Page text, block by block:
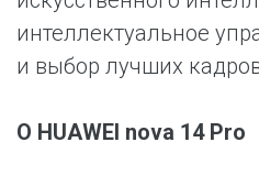
интеллектуальное
и выбор лучших
О HUAWEI nova 14 Pro